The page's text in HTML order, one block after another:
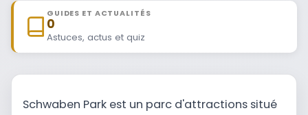
GUIDES ET ACTUALITÉS
0
Astuces, actus et quiz
Schwaben Park est un parc d'attractions situé